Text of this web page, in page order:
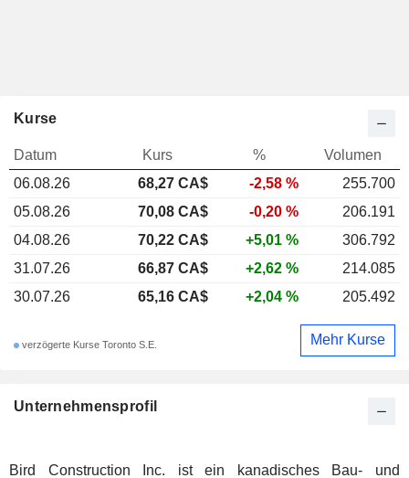
Unternehmensprofil
Bird Construction Inc. ist ein kanadisches Bau- und
Kurse
Datum Kurs %
Volumen
06.08.26
68,27 CA$ -2,58 %
255.700
05.08.26
70,08 CA$ -0,20 %
206.191
04.08.26
70,22 CA$ +5,01 %
306.792
31.07.26
66,87 CA$ +2,62 %
214.085
30.07.26
65,16 CA$ +2,04 % 205.492
verzögerte Kurse Toronto S.E. Mehr Kurse